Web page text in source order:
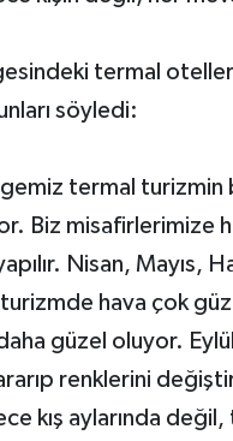
termal
söyledi:
termal turizmin
Biz misafirlerimize
Nisan, Mayıs,
hava çok
daha güzel oluyor.
renklerini
kış aylarında